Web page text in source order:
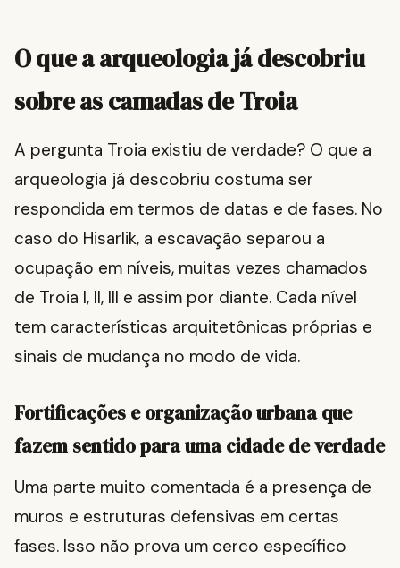
O que a arqueologia já descobriu
sobre as camadas de Troia
A pergunta Troia existiu de verdade? O que a
arqueologia já descobriu costuma ser
respondida em termos de datas e de fases. No
caso do Hisarlik, a escavação separou a
ocupação em níveis, muitas vezes chamados
de Troia I, II, III e assim por diante. Cada nível
tem características arquitetônicas próprias e
sinais de mudança no modo de vida.
Fortificações e organização urbana que
fazem sentido para uma cidade de verdade
Uma parte muito comentada é a presença de
muros e estruturas defensivas em certas
fases. Isso não prova um cerco específico